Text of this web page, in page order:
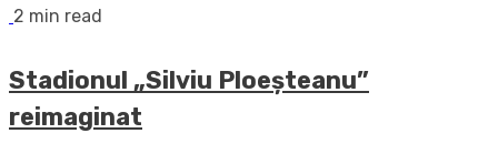
2 min read
Stadionul „Silviu Ploeşteanu”
reimaginat